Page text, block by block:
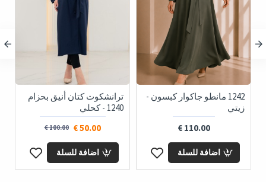
1242 مانطو جاكوار كبسون -
زيتي
110.00 €
اضافة للسلة
ترانشكوت كتان أنيق بحزام
1240 - كحلي
50.00 €
100.00 €
اضافة للسلة